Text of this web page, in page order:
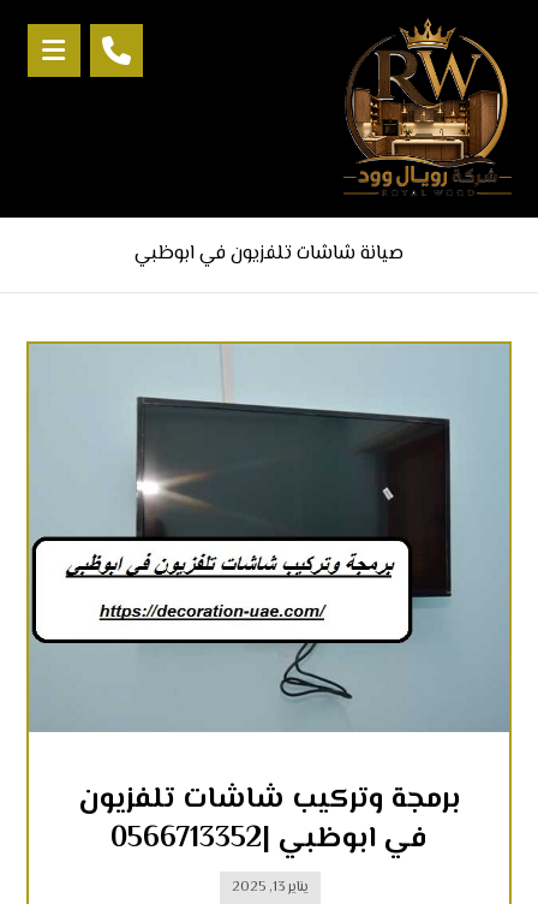
صيانة شاشات تلفزيون في ابوظبي
برمجة وتركيب شاشات تلفزيون
في ابوظبي |0566713352
يناير 13, 2025